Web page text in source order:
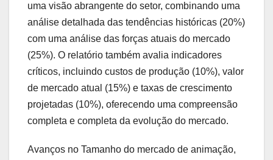
uma visão abrangente do setor, combinando uma
análise detalhada das tendências históricas (20%)
com uma análise das forças atuais do mercado
(25%). O relatório também avalia indicadores
críticos, incluindo custos de produção (10%), valor
de mercado atual (15%) e taxas de crescimento
projetadas (10%), oferecendo uma compreensão
completa e completa da evolução do mercado.
Avanços no Tamanho do mercado de animação,